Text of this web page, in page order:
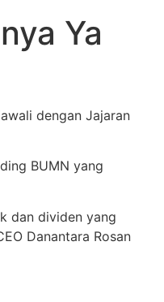
Ya
dengan Jajaran
BUMN yang
dan dividen yang
Danantara Rosan